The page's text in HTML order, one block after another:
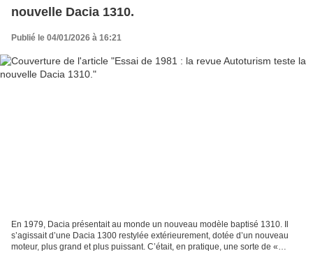
nouvelle Dacia 1310.
Publié le 04/01/2026 à 16:21
En 1979, Dacia présentait au monde un nouveau modèle baptisé 1310. Il
s’agissait d’une Dacia 1300 restylée extérieurement, dotée d’un nouveau
moteur, plus grand et plus puissant. C’était, en pratique, une sorte de «